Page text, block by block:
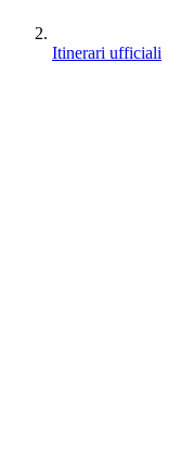
Itinerari ufficiali